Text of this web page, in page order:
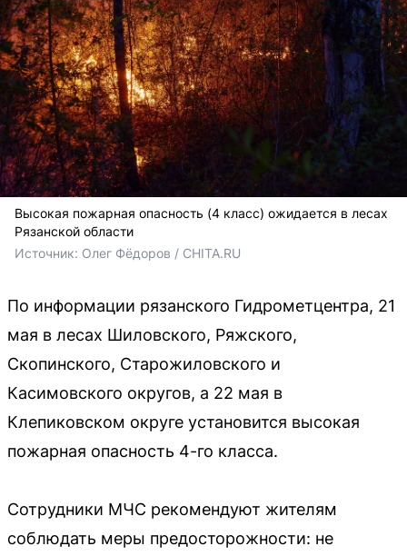
Высокая пожарная опасность (4 класс) ожидается в лесах
Рязанской области
Источник: Олег Фёдоров / CHITA.RU
По информации рязанского Гидрометцентра, 21
мая в лесах Шиловского, Ряжского,
Скопинского, Старожиловского и
Касимовского округов, а 22 мая в
Клепиковском округе установится высокая
пожарная опасность 4-го класса.
Сотрудники МЧС рекомендуют жителям
соблюдать меры предосторожности: не